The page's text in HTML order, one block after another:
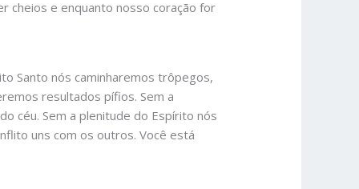
cheios e enquanto nosso coração for
Santo nós caminharemos trôpegos,
resultados pífios. Sem a
céu. Sem a plenitude do Espírito nós
uns com os outros. Você está